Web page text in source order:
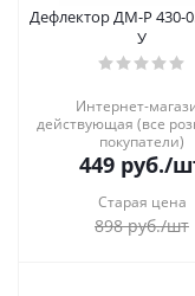
Дефлектор ДМ-Р 430-
У
Интернет-
действующая (все
покупатели)
449 руб./
Старая цена
898руб./шт